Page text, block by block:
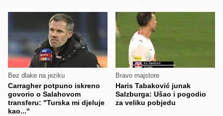
Bez dlake na jeziku
Carragher potpuno iskreno
govorio o Salahovom
transferu: "Turska mi djeluje
kao..."
Bravo majstore
Haris Tabaković junak
Salzburga: Ušao i pogodio
za veliku pobjedu